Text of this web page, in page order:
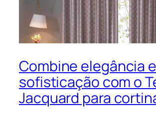
Combine elegância e
sofisticação com o
Jacquard para